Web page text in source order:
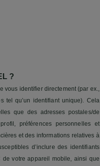
?
vous identifier directement (par ex.,
tel qu’un identifiant unique). Cela
que des adresses postales/de
préférences personnelles et
et des informations relatives à
d’inclure des identifiants
de votre appareil mobile, ainsi que